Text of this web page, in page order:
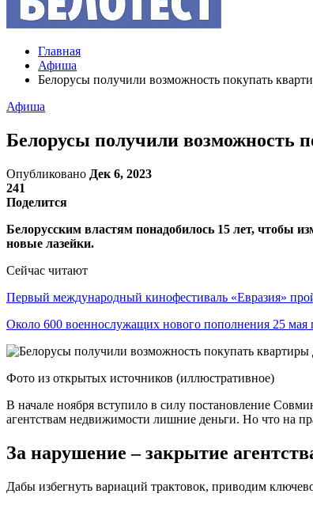
Главная
Афиша
Белорусы получили возможность покупать
Афиша
Белорусы получили возможность
Опубликовано Дек 6, 2023
241
Поделится
Белорусским властям понадобилось 15 лет, чтобы
новые лазейки.
Сейчас читают
Первый международный кинофестиваль «Евразия»
Около 600 военнослужащих нового пополнения 25
Фото из открытых источников (иллюстративное)
В начале ноября вступило в силу постановление
агентствам недвижимости лишние деньги. Но что на
За нарушение – закрытие
Дабы избегнуть вариаций трактовок, приводим